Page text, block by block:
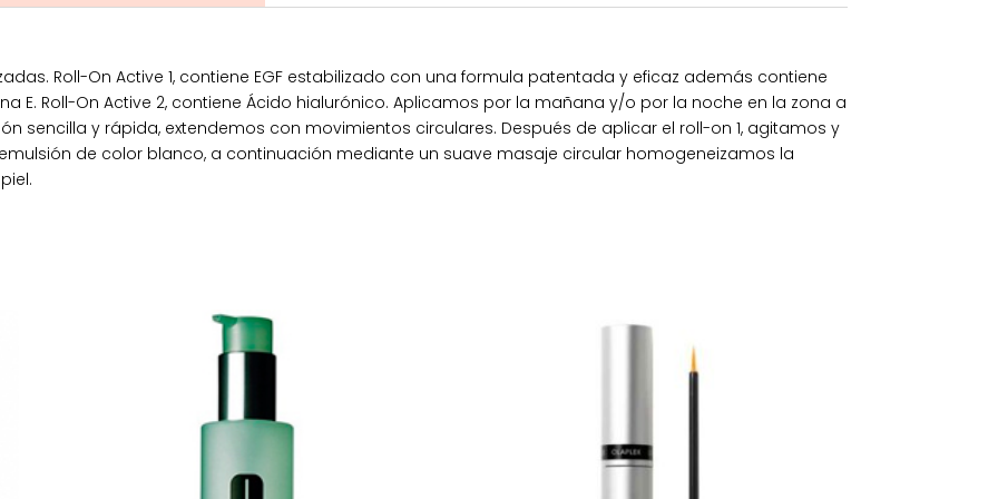
Roll-On Active 1, contiene EGF estabilizado con una formula patentada y eficaz además contiene
E. Roll-On Active 2, contiene Ácido hialurónico. Aplicamos por la mañana y/o por la noche en la zona a
sencilla y rápida, extendemos con movimientos circulares. Después de aplicar el roll-on 1, agitamos y
de color blanco, a continuación mediante un suave masaje circular homogeneizamos la